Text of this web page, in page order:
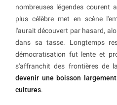
nombreuses légendes courent
plus célèbre met en scène
l'aurait découvert par hasard,
dans sa tasse. Longtemps
démocratisation fut lente et
s'affranchit des frontières de
devenir une boisson
cultures.